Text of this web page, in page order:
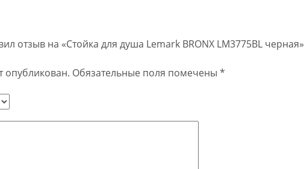
отзыв на «Стойка для душа Lemark BRONX LM3775BL черная»
опубликован. Обязательные поля помечены *